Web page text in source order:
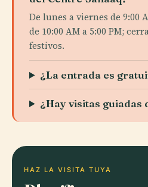
De lunes a viernes de 9:00
de 10:00 AM a 5:00 PM;
festivos.
¿La entrada es
¿Hay visitas guiadas
HAZ LA VISITA TUYA